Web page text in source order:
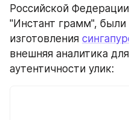
Российской
"Инстант грамм", были
изготовления
внешняя аналитика
аутентичности улик: